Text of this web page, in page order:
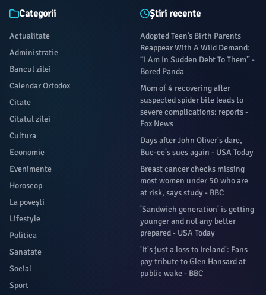
Categorii
Actualitate
Administratie
Bancul zilei
Calendar Ortodox
Citate
Citatul zilei
Cultura
Economie
Evenimente
Horoscop
La povești
Lifestyle
Politica
Sanatate
Social
Sport
Știri recente
Adopted Teen’s Birth Parents
Reappear With A Wild Demand:
“I Am In Sudden Debt To Them” -
Bored Panda
Mom of 4 recovering after
suspected spider bite leads to
severe complications: reports -
Fox News
Days after John Oliver's dare,
Buc-ee's sues again - USA Today
Breast cancer checks missing
most women under 50 who are
at risk, says study - BBC
'Sandwich generation' is getting
younger and not any better
prepared - USA Today
'It's just a loss to Ireland': Fans
pay tribute to Glen Hansard at
public wake - BBC